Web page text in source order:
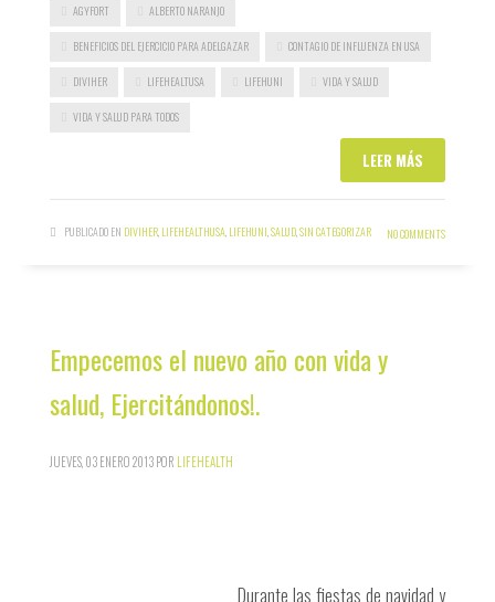
AGYFORT ALBERTO NARANJO
BENEFICIOS DEL EJERCICIO PARA ADELGAZAR CONTAGIO DE INFLUENZA EN USA
DIVIHER LIFEHEALTUSA LIFEHUNI VIDA Y SALUD
VIDA Y SALUD PARA TODOS
LEER MÁS
PUBLICADO EN DIVIHER, LIFEHEALTHUSA, LIFEHUNI,SALUD,SIN CATEGORIZAR NO COMMENTS
Empecemos el nuevo año con vida y
salud, Ejercitándonos!.
JUEVES, 03 ENERO 2013POR LIFEHEALTH
Durante las fiestas de navidad y